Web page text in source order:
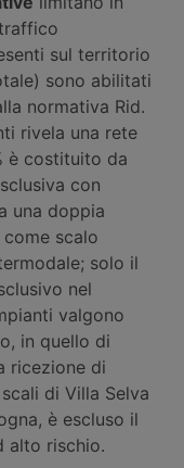
sul territorio
sono abilitati
normativa Rid.
rivela una rete
è costituito da
con
una doppia
scalo
solo il
nel
valgono
in quello di
ricezione di
di Villa Selva
è escluso il
alto rischio.